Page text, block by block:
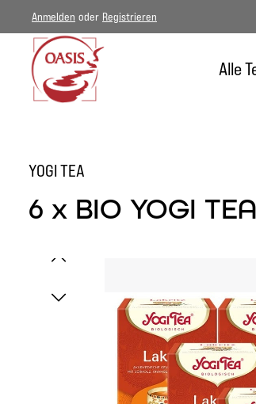
Hauptinhalt springen
Zur Hauptnavigation springen
Anmelden oder Registrieren
Alle
YOGI TEA
6 x BIO YOGI